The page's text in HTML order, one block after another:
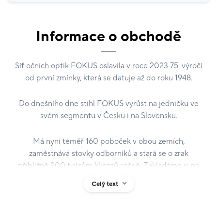
Informace o obchodě
Síť očních optik FOKUS oslavila v roce 2023 75. výročí
od první zmínky, která se datuje až do roku 1948.
Do dnešního dne stihl FOKUS vyrůst na jedničku ve
svém segmentu v Česku i na Slovensku.
Má nyní téměř 160 poboček v obou zemích,
zaměstnává stovky odborníků a stará se o zrak
přibližně 200 tisícům klientů ročně. Zakládáme si na
100 % péčí o zrak našich klientů.
Celý text